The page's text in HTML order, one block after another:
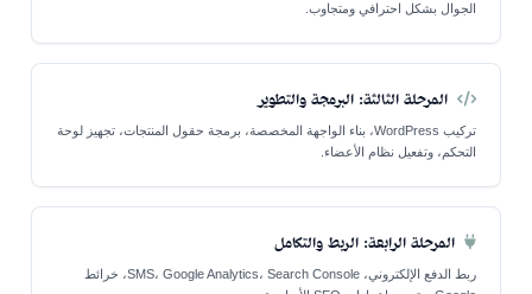
الجوال بشكل احترافي ومتجاوب.
المرحلة الثالثة: البرمجة والتطوير
تركيب WordPress، بناء الواجهة المخصصة، برمجة حقول المنتجات، تجهيز لوحة
التحكم، وتفعيل نظام الأعضاء.
المرحلة الرابعة: الربط والتكامل
ربط الدفع الإلكتروني، SMS، Google Analytics، Search Console، خرائط